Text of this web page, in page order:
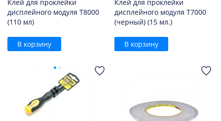
Клей для проклейки
дисплейного модуля T8000
(110 мл)
В корзину
Клей для проклейки
дисплейного модуля T7000
(черный) (15 мл.)
В корзину